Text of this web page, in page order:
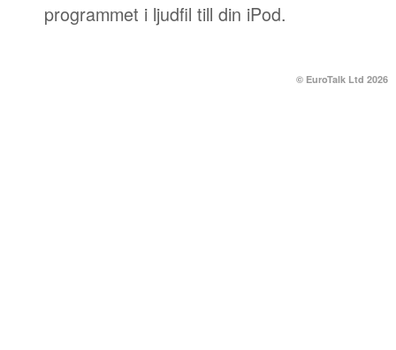
programmet i ljudfil till din iPod.
© EuroTalk Ltd 2026